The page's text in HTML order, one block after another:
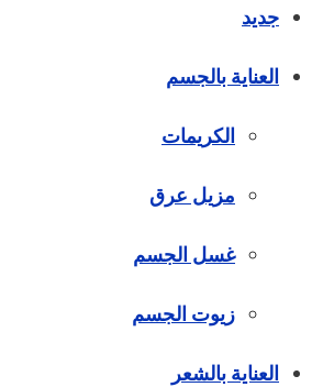
جديد
العناية بالجسم
الكريمات
مزيل عرق
غسل الجسم
زيوت الجسم
العناية بالشعر